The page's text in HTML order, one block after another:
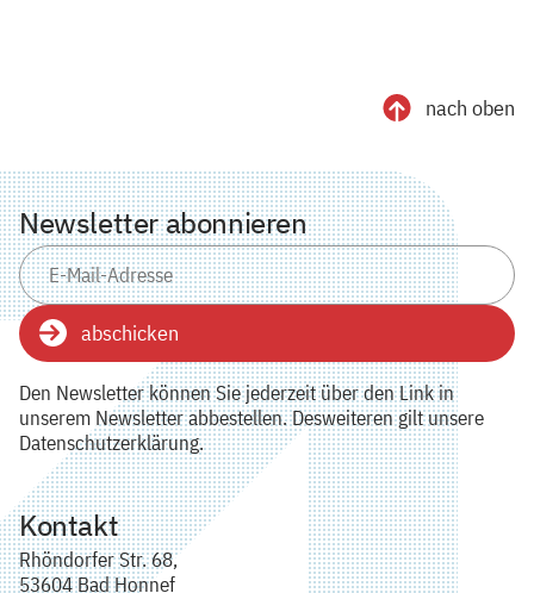
nach oben
Newsletter abonnieren
abschicken
Den Newsletter können Sie jederzeit über den Link in
unserem Newsletter abbestellen. Desweiteren gilt unsere
Datenschutzerklärung.
Kontakt
Rhöndorfer Str. 68,
53604 Bad Honnef